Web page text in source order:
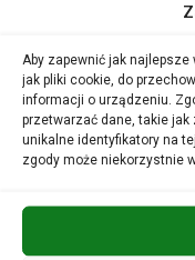
Aby zapewnić jak
jak pliki cookie, do
informacji o urządzeniu.
przetwarzać dane, takie
unikalne identyfikatory na
zgody może niekorzystnie
POLITYKA